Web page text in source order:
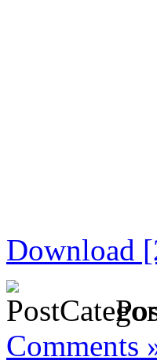
Download
Comments